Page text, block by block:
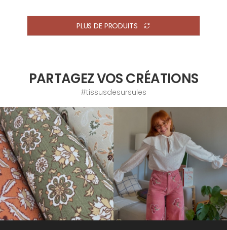
PLUS DE PRODUITS
PARTAGEZ VOS CRÉATIONS
#tissusdesursules